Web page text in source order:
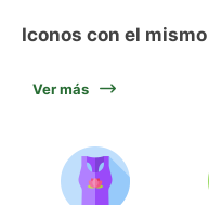
Iconos con el
Ver más